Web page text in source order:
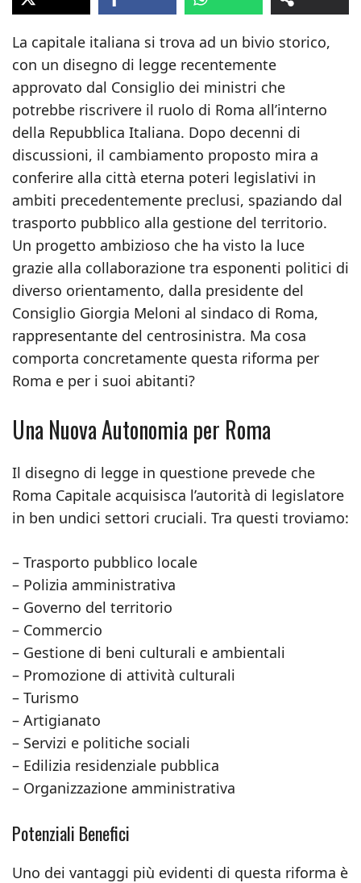
La capitale italiana si trova ad un bivio storico,
con un disegno di legge recentemente
approvato dal Consiglio dei ministri che
potrebbe riscrivere il ruolo di Roma all’interno
della Repubblica Italiana. Dopo decenni di
discussioni, il cambiamento proposto mira a
conferire alla città eterna poteri legislativi in
ambiti precedentemente preclusi, spaziando dal
trasporto pubblico alla gestione del territorio.
Un progetto ambizioso che ha visto la luce
grazie alla collaborazione tra esponenti politici di
diverso orientamento, dalla presidente del
Consiglio Giorgia Meloni al sindaco di Roma,
rappresentante del centrosinistra. Ma cosa
comporta concretamente questa riforma per
Roma e per i suoi abitanti?
Una Nuova Autonomia per Roma
Il disegno di legge in questione prevede che
Roma Capitale acquisisca l’autorità di legislatore
in ben undici settori cruciali. Tra questi troviamo:
– Trasporto pubblico locale
– Polizia amministrativa
– Governo del territorio
– Commercio
– Gestione di beni culturali e ambientali
– Promozione di attività culturali
– Turismo
– Artigianato
– Servizi e politiche sociali
– Edilizia residenziale pubblica
– Organizzazione amministrativa
Potenziali Benefici
Uno dei vantaggi più evidenti di questa riforma è